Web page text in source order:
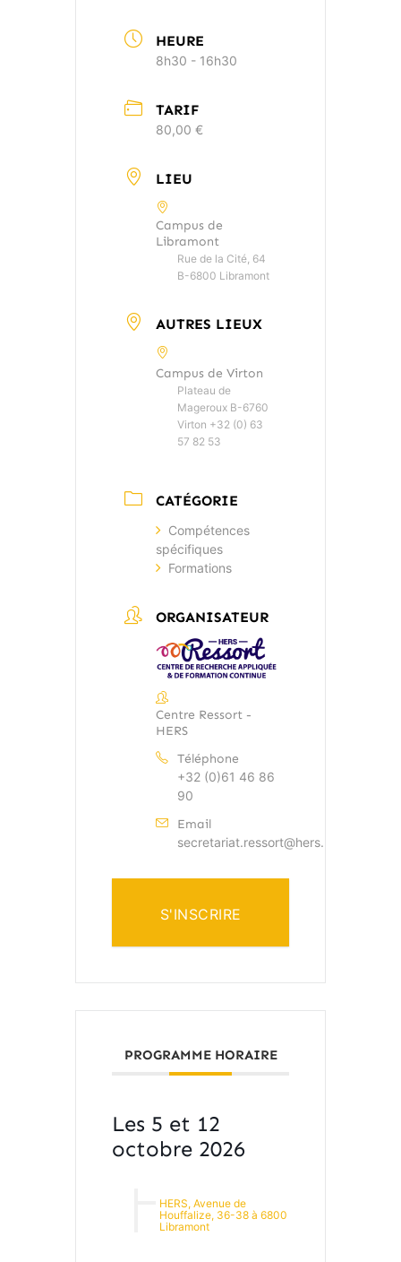
HEURE
8h30 - 16h30
TARIF
80,00 €
LIEU
Campus de
Libramont
Rue de la Cité, 64
B-6800 Libramont
AUTRES LIEUX
Campus de Virton
Plateau de
Mageroux B-6760
Virton +32 (0) 63
57 82 53
CATÉGORIE
Compétences
spécifiques
Formations
ORGANISATEUR
Centre Ressort -
HERS
Téléphone
+32 (0)61 46 86
90
Email
secretariat.ressort@hers.be
S'INSCRIRE
PROGRAMME HORAIRE
Les 5 et 12
octobre 2026
HERS, Avenue de
Houffalize, 36-38 à 6800
Libramont